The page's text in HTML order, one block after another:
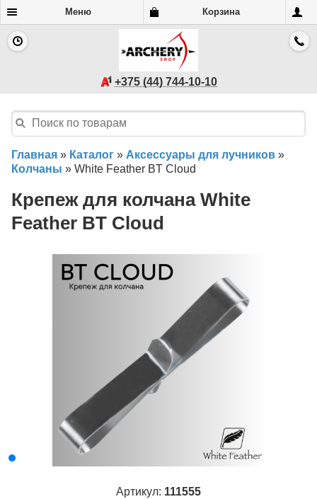
Меню Корзина
+375 (44) 744-10-10
Главная » Каталог » Аксессуары для лучников »
Колчаны » White Feather BT Cloud
Крепеж для колчана White
Feather BT Cloud
Артикул: 111555